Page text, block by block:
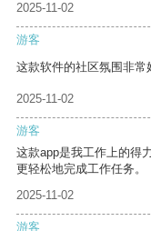
2025-11-02
游客
这款软件的社区氛围非常
2025-11-02
游客
这款app是我工作上的得
更轻松地完成工作任务。
2025-11-02
游客